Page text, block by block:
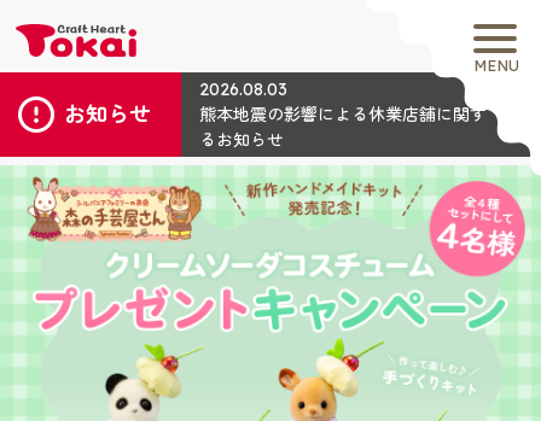
MENU
お知らせ
2026.08.03
熊本地震の影響による休業店舗に関す
るお知らせ